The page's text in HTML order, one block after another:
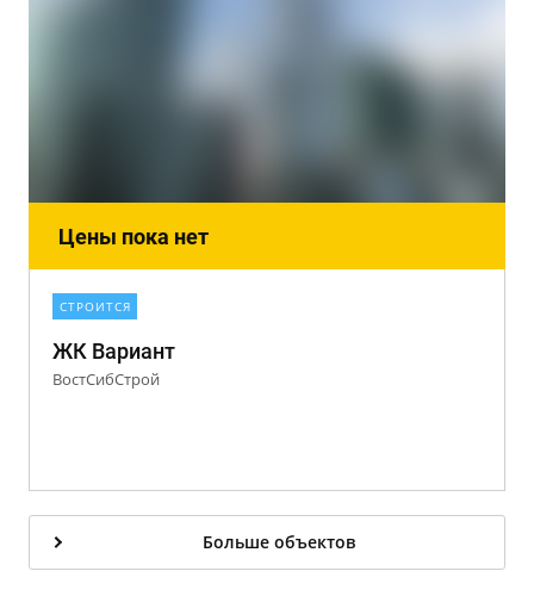
Цены пока нет
СТРОИТСЯ
ЖК Вариант
ВостСибСтрой
Больше объектов